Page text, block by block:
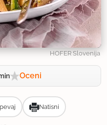
HOFER Slovenija
Oceni
Natisni